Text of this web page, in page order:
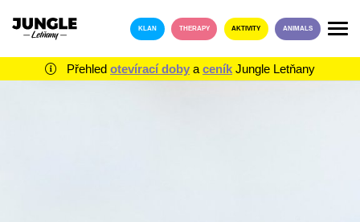
KLAN THERAPY AKTIVITY ANIMALS
Přehledotevírací doby aceník Jungle Letňany